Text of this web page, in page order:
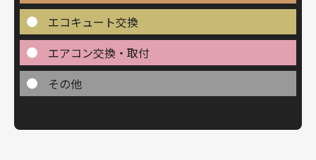
エコキュート交換
エアコン交換・取付
その他